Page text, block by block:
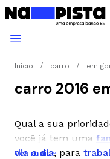
Início carro em
carro 2016
Qual a sua
você já tem uma
dia a dia, para
Ver mais